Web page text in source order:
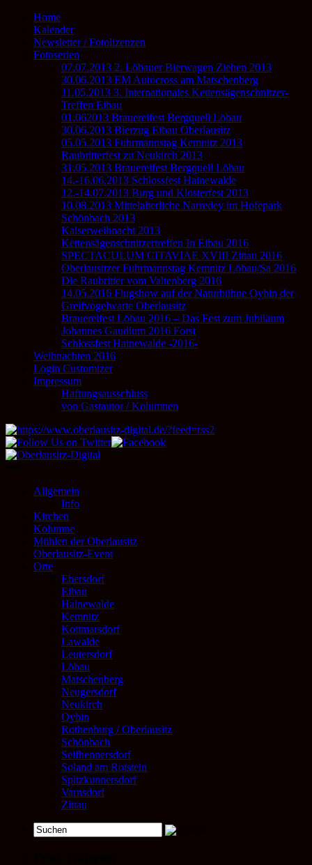
Home
Kalender
Newsletter / Fotolizenzen
Fotoserien
07.07.2013 2. Löbauer Bierwagen Ziehen 2013
30.06.2013 EM Autocross am Matschenberg
11.05.2013 3. Internationales Kettensägenschnitzer-
Treffen Eibau
01.062013 Brauereifest Bergquell Löbau
30.06.2013 Bierzug Eibau Oberlausitz
05.05.2013 Fuhrmannstag Kemnitz 2013
Raubritterfest zu Neukirch 2013
31.05.2013 Brauereifest Bergquell Löbau
14.-16.06.2013 Schlossfest Hainewalde
12.-14.07.2013 Burg und Klosterfest 2013
10.08.2013 Mittelalterliche Narredey im Hofepark
Schönbach 2013
Kaiserweihnacht 2013
Kettensägenschnitzertreffen In Eibau 2016
SPECTACULUM CITAVIAE XVIII Zittau 2016
Oberlausitzer Fuhrmannstag Kemnitz Löbau/Sa 2016
Die Raubritter vom Valtenberg 2016
14.05.2016 Flugshow auf der Naturbühne Oybin der
Greifvogelwarte Oberlausitz
Brauereifest Löbau 2016 – Das Fest zum Jubiläum
Johannes Gaudium 2016 Forst
Schlossfest Hainewalde -2016-
Weihnachten 2016
Login Customizer
Impressum
Haftungsausschluss
von Gastautor / Kolumnen
Allgemein
Info
Kirchen
Kolumne
Mühlen der Oberlausitz
Oberlausitz-Event
Orte
Ebersdorf
Eibau
Hainewalde
Kemnitz
Kottmarsdorf
Lawalde
Leutersdorf
Löbau
Matschenberg
Neugersdorf
Neukirch
Oybin
Rothenburg / Oberlausitz
Schönbach
Seifhennersdorf
Soland am Rotstein
Spitzkunnersdorf
Varnsdorf
Zittau